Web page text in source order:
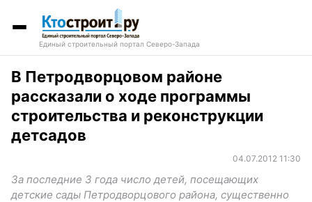
Единый строительный портал Северо-Запада
В Петродворцовом районе
рассказали о ходе программы
строительства и реконструкции
детсадов
04.07.2012 11:30
За последние 3 года число детей, посещающих
детские сады Петродворцового района, существенно